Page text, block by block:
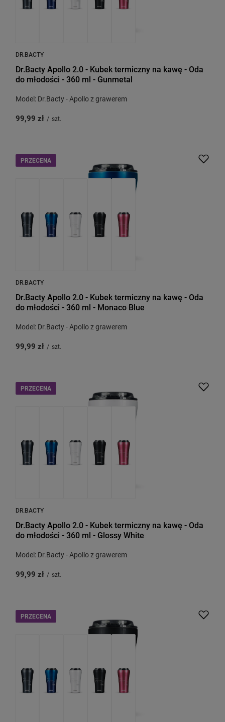
DR.BACTY
Dr.Bacty Apollo 2.0 - Kubek termiczny na kawę - Oda
do młodości - 360 ml - Gunmetal
Model: Dr.Bacty - Apollo z grawerem
99,99 zł / szt.
PRZECENA
DR.BACTY
Dr.Bacty Apollo 2.0 - Kubek termiczny na kawę - Oda
do młodości - 360 ml - Monaco Blue
Model: Dr.Bacty - Apollo z grawerem
99,99 zł / szt.
PRZECENA
DR.BACTY
Dr.Bacty Apollo 2.0 - Kubek termiczny na kawę - Oda
do młodości - 360 ml - Glossy White
Model: Dr.Bacty - Apollo z grawerem
99,99 zł / szt.
PRZECENA